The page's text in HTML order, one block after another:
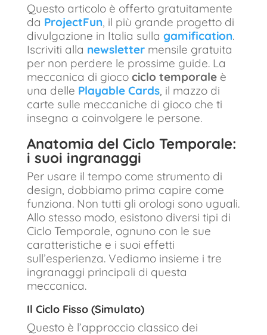
Questo articolo è offerto gratuitamente
da ProjectFun , il più grande progetto di
divulgazione in Italia sulla gamification.
Iscriviti alla newslettermensile gratuita
per non perdere le prossime guide. La
meccanica di gioco ciclo temporale è
una delle Playable Cards, il mazzo di
carte sulle meccaniche di gioco che ti
insegna a coinvolgere le persone.
Anatomia del Ciclo Temporale:
i suoi ingranaggi
Per usare il tempo come strumento di
design, dobbiamo prima capire come
funziona. Non tutti gli orologi sono uguali.
Allo stesso modo, esistono diversi tipi di
Ciclo Temporale, ognuno con le sue
caratteristiche e i suoi effetti
sull’esperienza. Vediamo insieme i tre
ingranaggi principali di questa
meccanica.
Il Ciclo Fisso (Simulato)
Questo è l’approccio classico dei